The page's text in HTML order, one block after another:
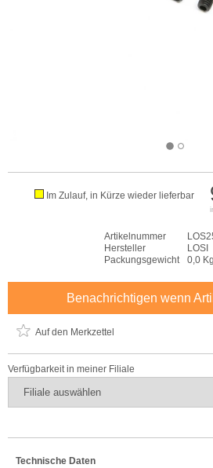
Im Zulauf, in Kürze wieder lieferbar
Artikelnummer
Hersteller
LOSI
Packungsgewicht
0,0 Kg
Benachrichtigen wenn
Auf den Merkzettel
Verfügbarkeit in meiner Filiale
Technische Daten